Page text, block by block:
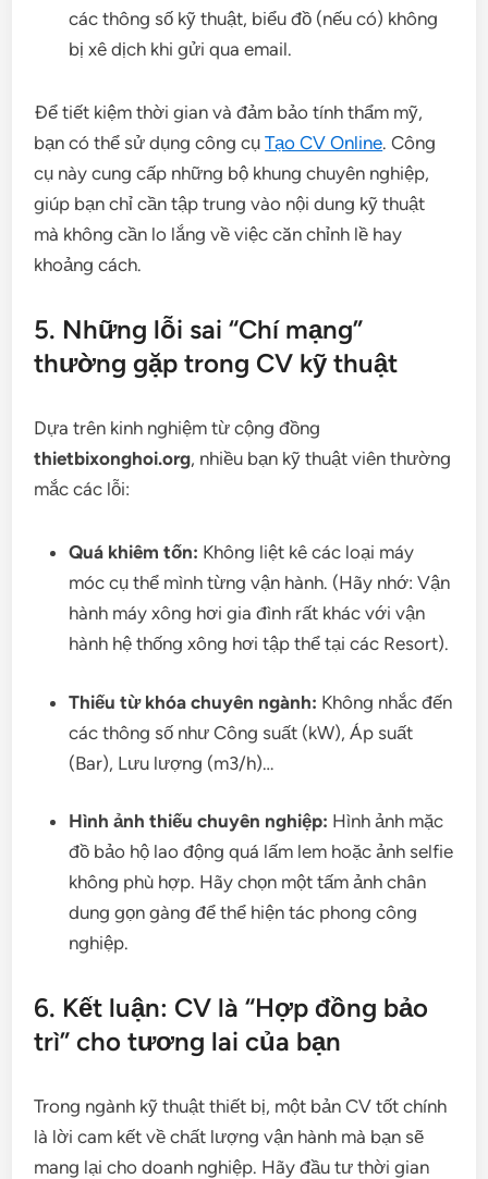
các thông số kỹ thuật, biểu đồ (nếu có) không
bị xê dịch khi gửi qua email.
Để tiết kiệm thời gian và đảm bảo tính thẩm mỹ,
bạn có thể sử dụng công cụTạo CV Online. Công
cụ này cung cấp những bộ khung chuyên nghiệp,
giúp bạn chỉ cần tập trung vào nội dung kỹ thuật
mà không cần lo lắng về việc căn chỉnh lề hay
khoảng cách.
5. Những lỗi sai “Chí mạng”
thường gặp trong CV kỹ thuật
Dựa trên kinh nghiệm từ cộng đồng
thietbixonghoi.org, nhiều bạn kỹ thuật viên thường
mắc các lỗi:
Quá khiêm tốn: Không liệt kê các loại máy
móc cụ thể mình từng vận hành. (Hãy nhớ: Vận
hành máy xông hơi gia đình rất khác với vận
hành hệ thống xông hơi tập thể tại các Resort).
Thiếu từ khóa chuyên ngành: Không nhắc đến
các thông số như Công suất (kW), Áp suất
(Bar), Lưu lượng (m3/h)…
Hình ảnh thiếu chuyên nghiệp: Hình ảnh mặc
đồ bảo hộ lao động quá lấm lem hoặc ảnh selfie
không phù hợp. Hãy chọn một tấm ảnh chân
dung gọn gàng để thể hiện tác phong công
nghiệp.
6. Kết luận: CV là “Hợp đồng bảo
trì” cho tương lai của bạn
Trong ngành kỹ thuật thiết bị, một bản CV tốt chính
là lời cam kết về chất lượng vận hành mà bạn sẽ
mang lại cho doanh nghiệp. Hãy đầu tư thời gian